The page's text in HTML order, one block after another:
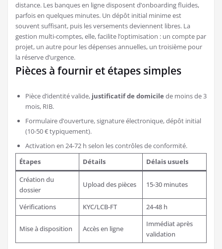
distance. Les banques en ligne disposent d’onboarding fluides,
parfois en quelques minutes. Un dépôt initial minime est
souvent suffisant, puis les versements deviennent libres. La
gestion multi-comptes, elle, facilite l’optimisation : un compte par
projet, un autre pour les dépenses annuelles, un troisième pour
la réserve d’urgence.
Pièces à fournir et étapes simples
Pièce d’identité valide, justificatif de domicile de moins de 3
mois, RIB.
Formulaire d’ouverture, signature électronique, dépôt initial
(10-50 € typiquement).
Activation en 24-72 h selon les contrôles de conformité.
Étapes
Détails
Délais usuels
Création du
dossier
Upload des pièces 15-30 minutes
Vérifications KYC/LCB-FT 24-48 h
Mise à disposition Accès en ligne
Immédiat après
validation